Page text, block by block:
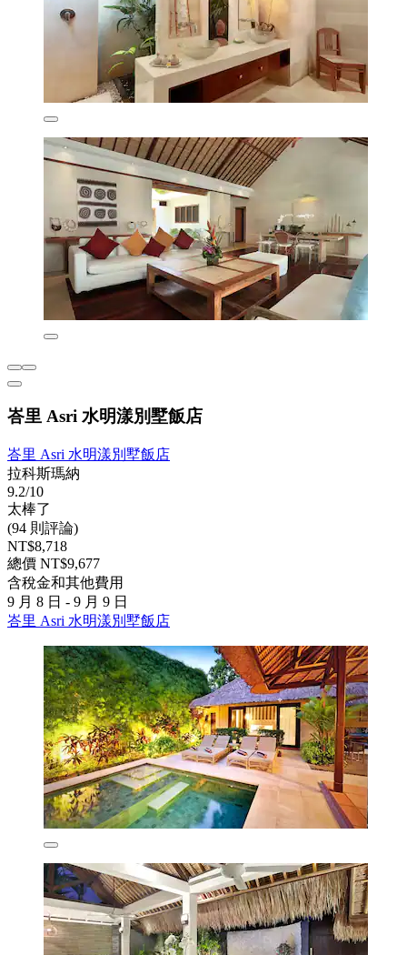
峇里 Asri 水明漾別墅飯店
峇里 Asri 水明漾別墅飯店
拉科斯瑪納
9.2/10
太棒了
(94 則評論)
NT$8,718
總價 NT$9,677
含稅金和其他費用
9 月 8 日 - 9 月 9 日
峇里 Asri 水明漾別墅飯店